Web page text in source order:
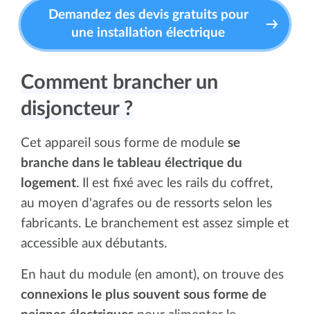
Demandez des devis gratuits pour
une installation électrique
Comment brancher un
disjoncteur ?
Cet appareil sous forme de module se
branche dans le tableau électrique du
logement. Il est fixé avec les rails du coffret,
au moyen d'agrafes ou de ressorts selon les
fabricants. Le branchement est assez simple et
accessible aux débutants.
En haut du module (en amont), on trouve des
connexions le plus souvent sous forme de